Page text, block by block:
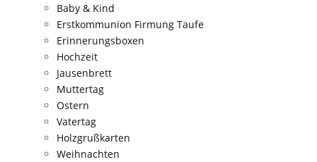
Baby & Kind
Erstkommunion Firmung Taufe
Erinnerungsboxen
Hochzeit
Jausenbrett
Muttertag
Ostern
Vatertag
Holzgrußkarten
Weihnachten